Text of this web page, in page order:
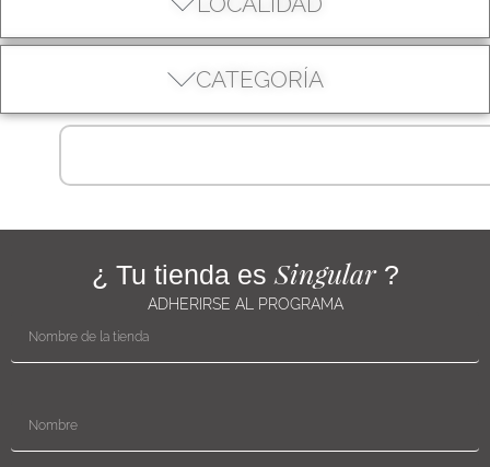
CATEGORÍA
¿ Tu tienda es Singular?
ADHERIRSE AL PROGRAMA